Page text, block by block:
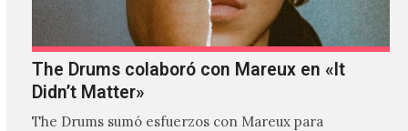
The Drums colaboró con Mareux en «It
Didn’t Matter»
The Drums sumó esfuerzos con Mareux para